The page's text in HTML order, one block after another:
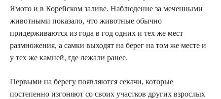
Ямото и в Корейском заливе. Наблюдение за меченными
животными показало, что животные обычно
придерживаются из года в год одних и тех же мест
размножения, а самки выходят на берег на том же месте и
у тех же камней, где лежали ранее.
Первыми на берегу появляются секачи, которые
постепенно изгоняют со своих участков других взрослых